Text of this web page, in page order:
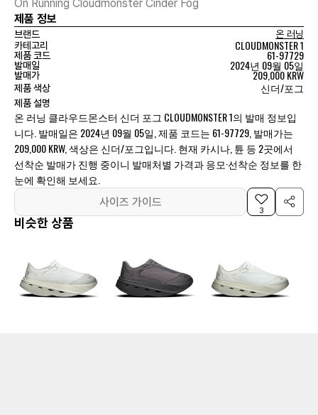
On Running Cloudmonster Cinder Fog
제품 정보
브랜드
온 러닝
카테고리
CLOUDMONSTER 1
제품 코드 61-97729
발매일 2024년 09월 05일
발매가 209,000 KRW
제품 색상 신더/포그
제품 설명
온 러닝 클라우드몬스터 신더 포그 CLOUDMONSTER 1의 발매 정보입
니다. 발매일은 2024년 09월 05일, 제품 코드는 61-97729, 발매가는
209,000 KRW, 색상은 신더/포그입니다. 현재 카시나, 튠 등 2곳에서
선착순 발매가 진행 중이니 발매처별 가격과 응모·선착순 정보를 한
눈에 확인해 보세요.
사이즈 가이드
3
비슷한 상품